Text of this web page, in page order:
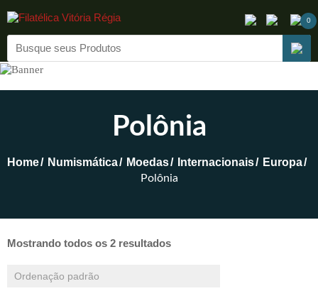
0
Polônia
Home Numismática Moedas Internacionais Europa
Polônia
Mostrando todos os 2 resultados